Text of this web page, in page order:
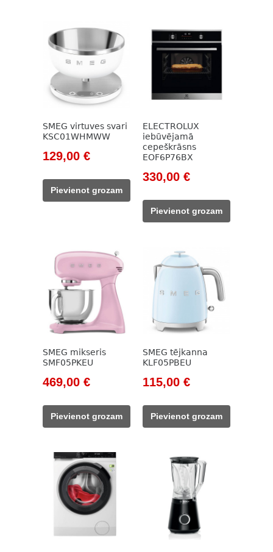
SMEG virtuves svari
KSC01WHMWW
Original
was:
148,00 €.
129,00 €Current
129,00 €.
Pievienot grozam
ELECTROLUX
iebūvējamā
cepeškrāsns
EOF6P76BX
Original
was:
502,00 €.
330,00 €Current
330,00 €.
Pievienot grozam
SMEG mikseris
SMF05PKEU
Original
was:
533,00 €.
469,00 €Current
469,00 €.
Pievienot grozam
SMEG tējkanna
KLF05PBEU
Original
was:
131,00 €.
115,00 €Current
115,00 €.
Pievienot grozam